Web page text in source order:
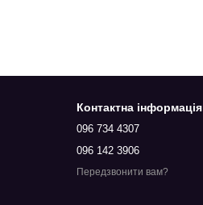
Контактна інформація
096 734 4307
096 142 3906
Передзвонити вам?